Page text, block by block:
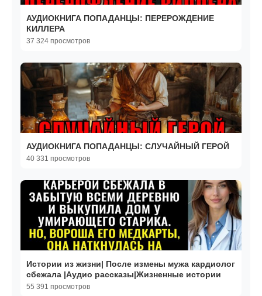
АУДИОКНИГА ПОПАДАНЦЫ: ПЕРЕРОЖДЕНИЕ
КИЛЛЕРА
37 324 просмотров
АУДИОКНИГА ПОПАДАНЦЫ: СЛУЧАЙНЫЙ ГЕРОЙ
40 331 просмотров
Истории из жизни| После измены мужа кардиолог
сбежала |Аудио рассказы|Жизненные истории
55 391 просмотров